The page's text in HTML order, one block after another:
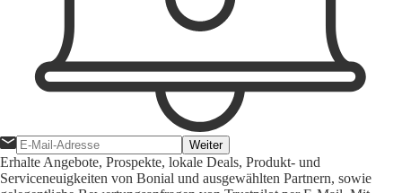
Weiter
Erhalte Angebote, Prospekte, lokale Deals, Produkt- und
Serviceneuigkeiten von Bonial und ausgewählten Partnern, sowie